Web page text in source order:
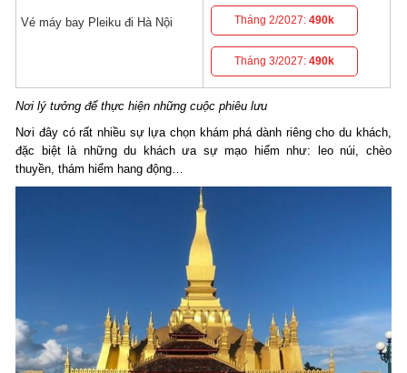
Vé máy bay Pleiku đi Hà Nội Tháng 2/2027:490k
Tháng 3/2027:490k
Nơi lý tưởng để thực hiện những cuộc phiêu lưu
Nơi đây có rất nhiều sự lựa chọn khám phá dành riêng cho du khách,
đặc biệt là những du khách ưa sự mạo hiểm như: leo núi, chèo
thuyền, thám hiểm hang động…